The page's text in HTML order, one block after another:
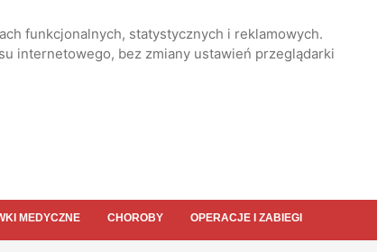
funkcjonalnych, statystycznych i reklamowych.
internetowego, bez zmiany ustawień przeglądarki
MEDYCZNE CHOROBY OPERACJE I ZABIEGI